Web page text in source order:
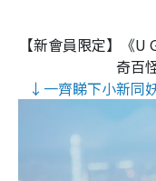
【新會員限定】《
奇百
↓一齊睇下小新同